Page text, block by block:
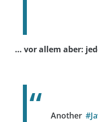
… vor allem aber:
Another